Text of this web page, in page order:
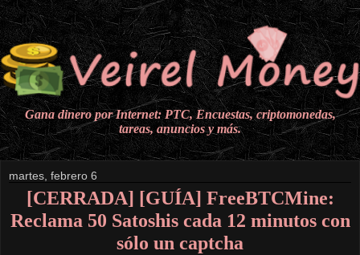
Gana dinero por Internet: PTC, Encuestas, criptomonedas,
tareas, anuncios y más.
martes, febrero 6
[CERRADA] [GUÍA] FreeBTCMine:
Reclama 50 Satoshis cada 12 minutos con
sólo un captcha